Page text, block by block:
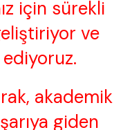
için sürekli
ve
akademik
giden